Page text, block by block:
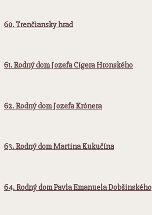
60. Trenčiansky hrad
61. Rodný dom Jozefa Cígera Hronského
62. Rodný dom Jozefa Krónera
63. Rodný dom Martina Kukučína
64. Rodný dom Pavla Emanuela Dobšinského